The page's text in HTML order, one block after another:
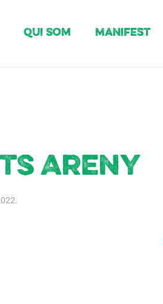
Qui Som Manifest
Areny
.